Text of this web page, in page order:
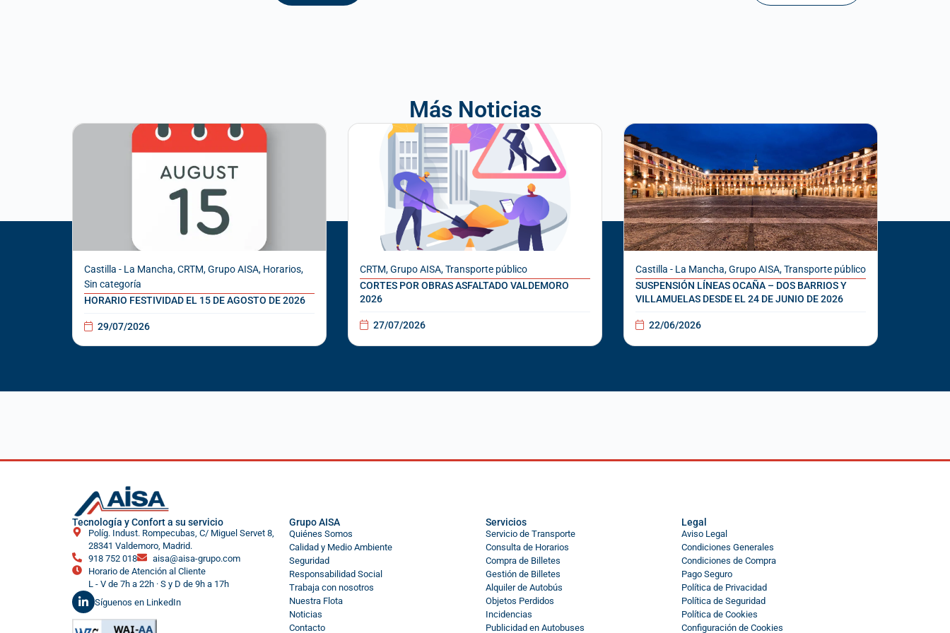
Más Noticias
Castilla - La Mancha,CRTM,Grupo AISA, Horarios,
Sin categoría
HORARIO FESTIVIDAD EL 15 DE AGOSTO DE 2026
29/07/2026
CRTM,Grupo AISA,Transporte público
CORTES POR OBRAS ASFALTADO VALDEMORO
2026
27/07/2026
Castilla - La Mancha,Grupo AISA,Transporte público
SUSPENSIÓN LÍNEAS OCAÑA – DOS BARRIOS Y
VILLAMUELAS DESDE EL 24 DE JUNIO DE 2026
22/06/2026
Tecnología y Confort a su servicio
Políg. Indust. Rompecubas, C/ Miguel Servet 8,
28341 Valdemoro, Madrid.
918 752 018
aisa@aisa-grupo.com
Horario de Atención al Cliente
L - V de 7h a 22h · S y D de 9h a 17h
Síguenos en LinkedIn
Grupo AISA
Quiénes Somos
Calidad y Medio Ambiente
Seguridad
Responsabilidad Social
Trabaja con nosotros
Nuestra Flota
Noticias
Contacto
Servicios
Servicio de Transporte
Consulta de Horarios
Compra de Billetes
Gestión de Billetes
Alquiler de Autobús
Objetos Perdidos
Incidencias
Publicidad en Autobuses
Legal
Aviso Legal
Condiciones Generales
Condiciones de Compra
Pago Seguro
Política de Privacidad
Política de Seguridad
Política de Cookies
Configuración de Cookies